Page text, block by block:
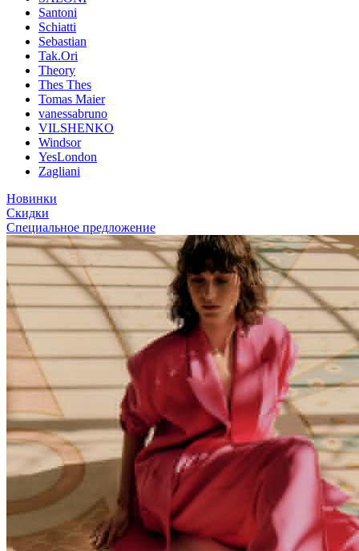
Santoni
Schiatti
Sebastian
Tak.Ori
Theory
Thes Thes
Tomas Maier
vanessabruno
VILSHENKO
Windsor
YesLondon
Zagliani
Новинки
Скидки
Специальное предложение